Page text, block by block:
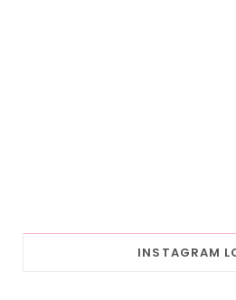
INSTAGRAM